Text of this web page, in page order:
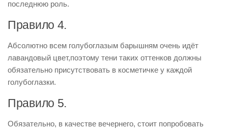
последнюю роль.
Правило 4.
Абсолютно всем голубоглазым барышням очень идёт
лавандовый цвет,поэтому тени таких оттенков должны
обязательно присутствовать в косметичке у каждой
голубоглазки.
Правило 5.
Обязательно, в качестве вечернего, стоит попробовать